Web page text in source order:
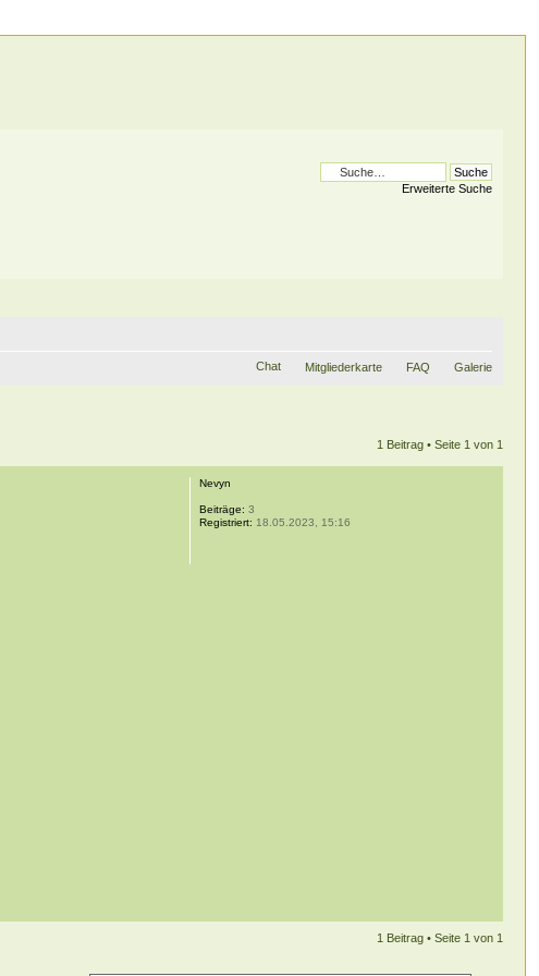
Erweiterte Suche
Chat Mitgliederkarte FAQ Galerie
1 Beitrag • Seite 1 von 1
Nevyn
Beiträge: 3
Registriert: 18.05.2023, 15:16
1 Beitrag • Seite 1 von 1